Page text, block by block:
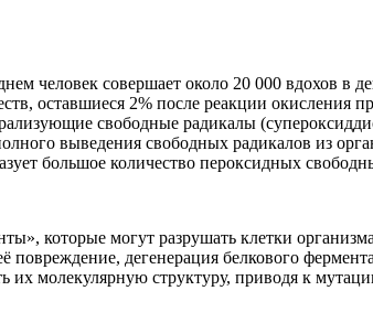
человек совершает около 20 000 вдохов в
оставшиеся 2% после реакции
свободные радикалы
выведения свободных радикалов из
большое количество пероксидных
которые могут разрушать клетки
повреждение, дегенерация белкового
молекулярную структуру, приводя к